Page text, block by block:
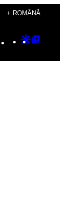
+ ROMÂNĂ
Instagram
TikTok
YouTube
Google